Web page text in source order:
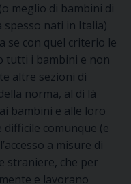
meglio di bambini di
nati in Italia)
se con quel criterio le
tutti i bambini e non
altre sezioni di
norma, al di là
bambini e alle loro
comunque (e
a misure di
straniere, che per
e lavorano